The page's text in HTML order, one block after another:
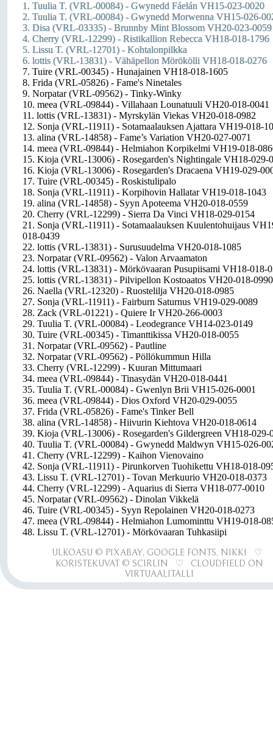
1. Tuulia T. (VRL-00084) - Gwynedd Fáelán VH15-023-0020
2. Tuulia T. (VRL-00084) - Gwynedd Morwenna VH15-026-
3. Disa (VRL-03335) - Brunnby Mint Blossom VH20-023-0059
4. Cherry (VRL-12299) - Ristikallion Rebecca VH18-018-1796
5. Lissu T. (VRL-12701) - Kohtalonpilkka
6. lottis (VRL-13831) - Vähäpellon Mörökölli VH18-018-0276
7. Tuire (VRL-00345) - Hunajainen VH18-018-1605
8. Frida (VRL-05826) - Fame's Ninetales
9. Norpatar (VRL-09562) - Tinky-Winky
10. meea (VRL-09844) - Villahaan Lounatuuli VH20-018-0041
11. lottis (VRL-13831) - Myrskylän Viekas VH20-018-0982
12. Sonja (VRL-11911) - Sotamaalauksen Ajattara VH19-018-
13. alina (VRL-14858) - Fame’s Variation VH20-027-0071
14. meea (VRL-09844) - Helmiahon Korpikelmi VH19-018-
15. Kioja (VRL-13006) - Rosegarden's Nightingale VH18-029-
16. Kioja (VRL-13006) - Rosegarden's Dracaena VH19-029-
17. Tuire (VRL-00345) - Roskistulipalo
18. Sonja (VRL-11911) - Korpihovin Hallatar VH19-018-1043
19. alina (VRL-14858) - Syyn Apoteema VH20-018-0559
20. Cherry (VRL-12299) - Sierra Da Vinci VH18-029-0154
21. Sonja (VRL-11911) - Sotamaalauksen Kuulentohuijaus
018-0439
22. lottis (VRL-13831) - Surusuudelma VH20-018-1085
23. Norpatar (VRL-09562) - Valon Arvaamaton
24. lottis (VRL-13831) - Mörkövaaran Pusupiisami VH18-018-
25. lottis (VRL-13831) - Pilvipellon Kostoaatos VH20-018-0990
26. Naella (VRL-12320) - Ruostelilja VH20-018-0985
27. Sonja (VRL-11911) - Fairburn Saturnus VH19-029-0089
28. Zack (VRL-01221) - Quiere Ir VH20-266-0003
29. Tuulia T. (VRL-00084) - Leodegrance VH14-023-0149
30. Tuire (VRL-00345) - Timanttikissa VH20-018-0055
31. Norpatar (VRL-09562) - Pautline
32. Norpatar (VRL-09562) - Pöllökummun Hilla
33. Cherry (VRL-12299) - Kuuran Mittumaari
34. meea (VRL-09844) - Tinasydän VH20-018-0441
35. Tuulia T. (VRL-00084) - Gwenlyn Brii VH15-026-0001
36. meea (VRL-09844) - Dios Oxford VH20-029-0055
37. Frida (VRL-05826) - Fame's Tinker Bell
38. alina (VRL-14858) - Hiivurin Kiehtova VH20-018-0614
39. Kioja (VRL-13006) - Rosegarden's Gildergreen VH18-029-
40. Tuulia T. (VRL-00084) - Gwynedd Maldwyn VH15-026-
41. Cherry (VRL-12299) - Kaihon Vienovaino
42. Sonja (VRL-11911) - Pirunkorven Tuohikettu VH18-018-
43. Lissu T. (VRL-12701) - Tovan Merkuurio VH20-018-0373
44. Cherry (VRL-12299) - Aquarius di Sierra VH18-077-0010
45. Norpatar (VRL-09562) - Dinolan Vikkelä
46. Tuire (VRL-00345) - Syyn Repolainen VH20-018-0273
47. meea (VRL-09844) - Helmiahon Lumominttu VH19-018-
48. Lissu T. (VRL-12701) - Mörkövaaran Tuhkasiipi
ULKOASU © PIXABAY, GOOGLE FONTS, NIKKI ♡
KORISTEKUVAT © SCIRLIN ♡ CLOUDFIELD ON
VIRTUAALITALLI